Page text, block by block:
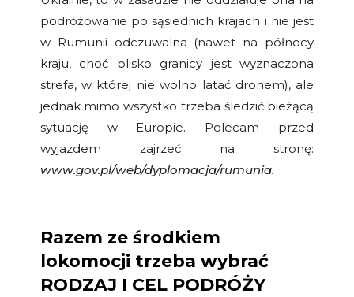
podróżowanie po sąsiednich krajach i nie jest
w Rumunii odczuwalna (nawet na północy
kraju, choć blisko granicy jest wyznaczona
strefa, w której nie wolno latać dronem), ale
jednak mimo wszystko trzeba śledzić bieżącą
sytuację w Europie. Polecam przed
wyjazdem zajrzeć na stronę:
www.gov.pl/web/dyplomacja/rumunia.
Razem ze środkiem
lokomocji trzeba wybrać
RODZAJ I CEL PODRÓŻY